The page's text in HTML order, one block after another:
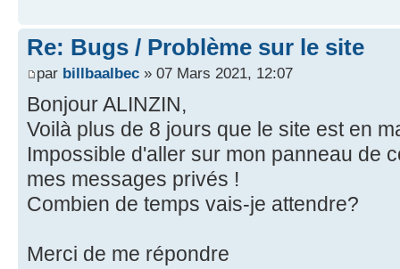
Re: Bugs / Problème sur le site
par billbaalbec » 07 Mars 2021, 12:07
Bonjour ALINZIN,
Voilà plus de 8 jours que le site est en
Impossible d'aller sur mon panneau de
mes messages privés !
Combien de temps vais-je attendre?
Merci de me répondre